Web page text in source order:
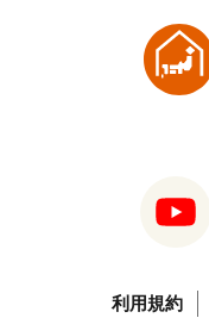
利用規約